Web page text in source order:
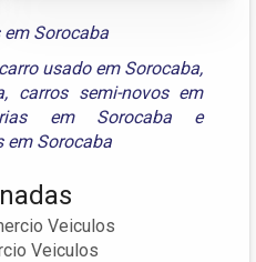
em Sorocaba
carro usado em Sorocaba,
, carros semi-novos em
em Sorocaba e
em Sorocaba
Veiculos
Veiculos